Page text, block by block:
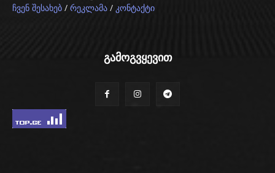
ჩვენ შესახებ / რეკლამა / კონტაქტი
გამოგვყევით